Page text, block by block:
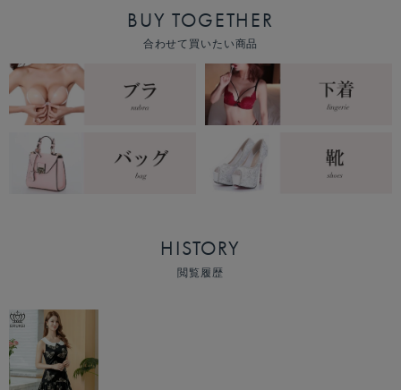
BUY TOGETHER
合わせて買いたい商品
HISTORY
閲覧履歴